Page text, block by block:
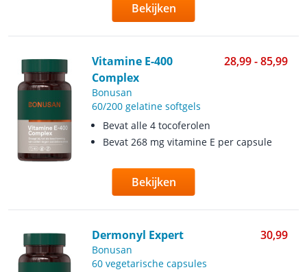
Bekijken
Vitamine E-400
Complex
28,99 - 85,99
Bonusan
60/200 gelatine softgels
Bevat alle 4 tocoferolen
Bevat 268 mg vitamine E per capsule
Bekijken
Dermonyl Expert 30,99
Bonusan
60 vegetarische capsules